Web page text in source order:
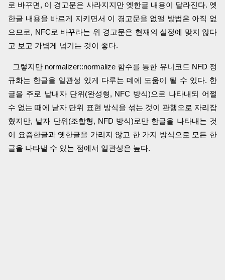
로 바꾸면, 이 경고문은 사라지지만 옛한글 내용이 달라진다. 옛
한글 내용을 바르게 지키면서 이 경고문을 없앨 방법은 아직 없
으므로, NFC로 바꾸라는 위 경고문은 현재의 실정에 맞지 않다
고 보고 가볍게 넘기는 것이 좋다.
그렇지만 normalizer::normalize 함수를 통한 유니코드 NFD 정
규화는 한글을 일관성 있게 다루는 데에 도움이 될 수 있다. 한
글을 주로 낱내자 단위(완성형, NFC 방식)으로 나타내되 어쩔
수 없는 때에 낱자 단위 표현 방식을 섞는 것이 관행으로 자리잡
혔지만, 낱자 단위(조합형, NFD 방식)로만 한글을 나타내는 것
이 요즘한글과 옛한글을 가리지 않고 한 가지 방식으로 모든 한
글을 나타낼 수 있는 점에서 일관성은 높다.